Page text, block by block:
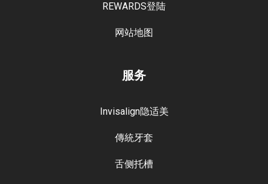
REWARDS登陆
网站地图
服务
Invisalign隐适美
傳統牙套
舌侧托槽